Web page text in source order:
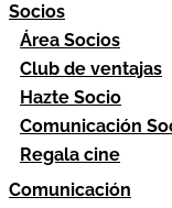
Socios
Área Socios
Club de ventajas
Hazte Socio
Comunicación
Regala cine
Comunicación